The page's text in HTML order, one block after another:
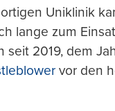
Uniklinik
lange zum
seit 2019, dem
vor den